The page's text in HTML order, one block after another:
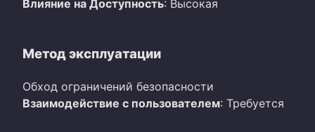
Влияние на Доступность: Высокая
Метод эксплуатации
Обход ограничений безопасности
Взаимодействие с пользователем: Требуется